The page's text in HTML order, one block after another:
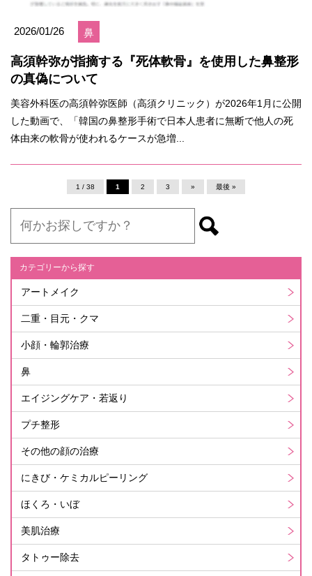
2026/01/26 鼻
高須幹弥が指摘する『死体軟骨』を使用した鼻整形
の真偽について
美容外科医の高須幹弥医師（高須クリニック）が2026年1月に公開
した動画で、「韓国の鼻整形手術で日本人患者に無断で他人の死
体由来の軟骨が使われるケースが急増...
1 / 38 1 2 3 » 最後 »
カテゴリーから探す
アートメイク
二重・目元・クマ
小顔・輪郭治療
鼻
エイジングケア・若返り
プチ整形
その他の顔の治療
にきび・ケミカルピーリング
ほくろ・いぼ
美肌治療
タトゥー除去